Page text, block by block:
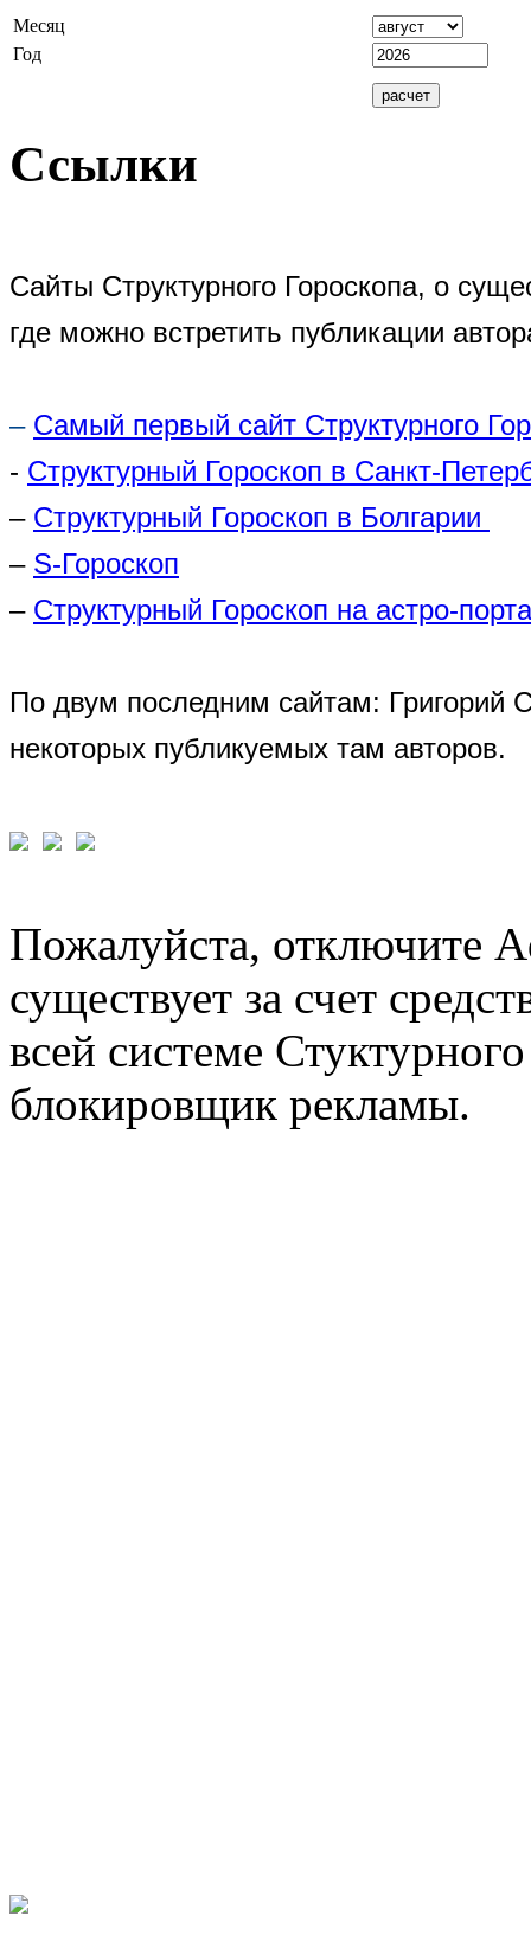
Месяц
Год
Ссылки
Сайты Структурного Гороскопа, о
где можно встретить публикации
– Самый первый сайт Структурного
- Структурный Гороскоп в Санкт-
– Структурный Гороскоп в Болгарии
– S-Гороскоп
– Структурный Гороскоп на астро-
По двум последним сайтам: Григорий
некоторых публикуемых там авторов.
Пожалуйста, отключите
существует за счет
всей системе
блокировщик рекламы.